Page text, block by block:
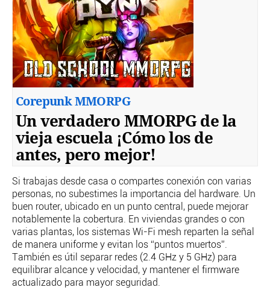
Corepunk MMORPG
Un verdadero MMORPG de la
vieja escuela ¡Cómo los de
antes, pero mejor!
Si trabajas desde casa o compartes conexión con varias
personas, no subestimes la importancia del hardware. Un
buen router, ubicado en un punto central, puede mejorar
notablemente la cobertura. En viviendas grandes o con
varias plantas, los sistemas Wi-Fi mesh reparten la señal
de manera uniforme y evitan los “puntos muertos”.
También es útil separar redes (2.4 GHz y 5 GHz) para
equilibrar alcance y velocidad, y mantener el firmware
actualizado para mayor seguridad.